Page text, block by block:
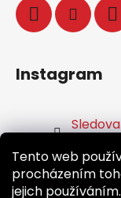
Tento web
procházením
jejich
Instagram
Facebook